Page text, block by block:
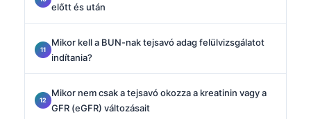
előtt és után
Mikor kell a BUN-nak tejsavó adag felülvizsgálatot
indítania?
Mikor nem csak a tejsavó okozza a kreatinin vagy a
GFR (eGFR) változásait